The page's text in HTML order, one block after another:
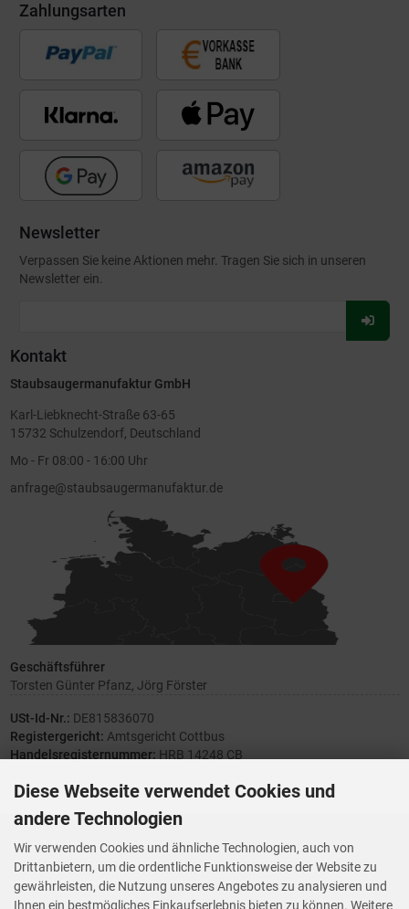
Zahlungsarten
Newsletter
Verpassen Sie keine Aktionen mehr. Tragen Sie sich in unseren
Newsletter ein.
Für
Kontakt
Staubsaugermanufaktur GmbH
Karl-Liebknecht-Straße 63-65
15732 Schulzendorf, Deutschland
Mo - Fr 08:00 - 16:00 Uhr
anfrage@staubsaugermanufaktur.de
Geschäftsführer
Torsten Günter Pfanz, Jörg Förster
USt-Id-Nr.: DE815836070
Registergericht: Amtsgericht Cottbus
Handelsregisternummer: HRB 14248 CB
Ihre Meinung zählt
Vorwerk Ersatzteile
Wenn Ihnen der Service der StaubsaugerManufaktur gefallen hat,
Diese Webseite verwendet Cookies und
andere Technologien
Wir verwenden Cookies und ähnliche Technologien, auch von
Drittanbietern, um die ordentliche Funktionsweise der Website zu
gewährleisten, die Nutzung unseres Angebotes zu analysieren und
Ihnen ein bestmögliches Einkaufserlebnis bieten zu können. Weitere